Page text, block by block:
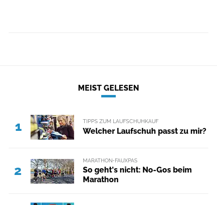
MEIST GELESEN
1 TIPPS ZUM LAUFSCHUHKAUF
Welcher Laufschuh passt zu mir?
2
MARATHON-FAUXPAS
So geht's nicht: No-Gos beim
Marathon